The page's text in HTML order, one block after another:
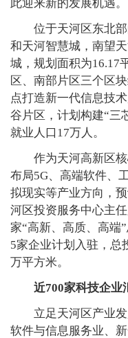
此迎来新的发展机遇。
位于天河区东北
和天河智慧城，南望
城，规划面积为16.17
区、南部片区三个区
点打造新一代信息技
谷片区，计划构建“三
就业人口17万人。
作为天河高新区
布局5G、高端软件、
拟现实等产业方向，
河区投资服务中心主
家“高新、高质、高端
5家企业计划入驻，总
万平方米。
近700家科技企业
立足天河区产业
软件与信息服务业、